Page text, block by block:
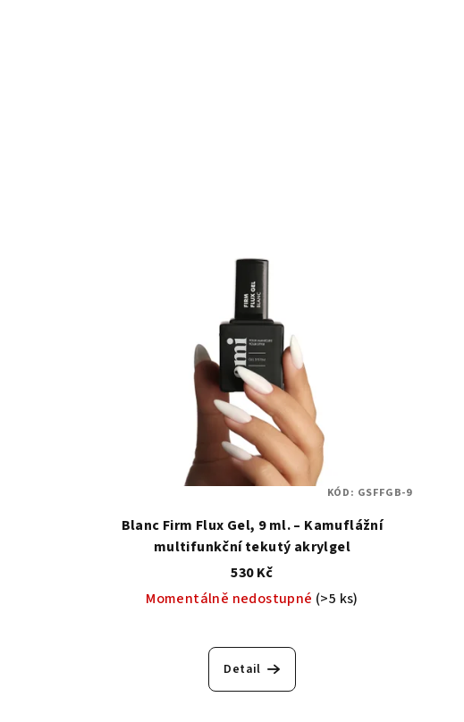
Blanc Firm Flux Gel, 9 ml. – Kamuflážní
multifunkční tekutý akrylgel
530 Kč
Momentálně nedostupné (>5 ks)
Detail
KÓD: GSFFGB-9